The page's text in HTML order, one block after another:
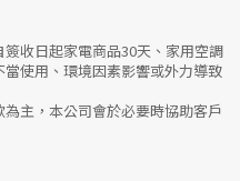
收日起家電商品30天、家用空調
使用、環境因素影響或外力導致
主，本公司會於必要時協助客戶